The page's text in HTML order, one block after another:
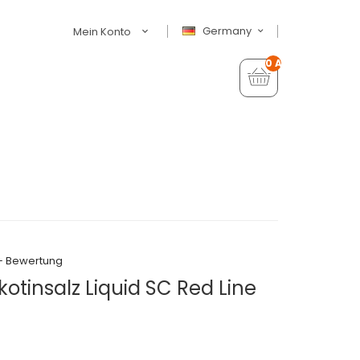
Germany
Mein Konto
0 Artikel - €0,00
Bewertung
Liquid SC Red Line